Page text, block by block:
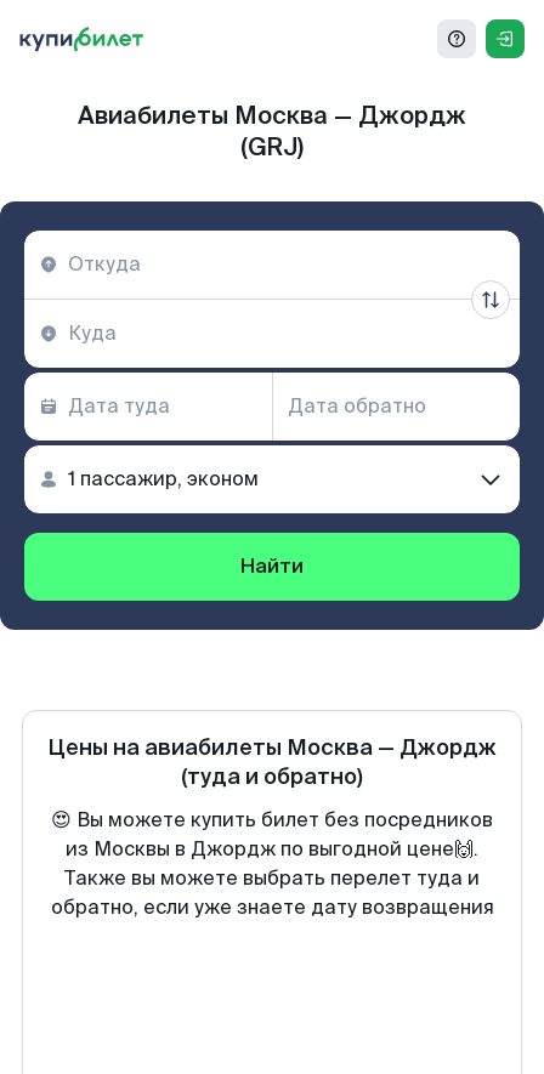
Авиабилеты Москва — Джордж
(GRJ)
Найти
Цены на авиабилеты Москва — Джордж
(туда и обратно)
😍 Вы можете купить билет без посредников
из Москвы в Джордж по выгодной цене🙌.
Также вы можете выбрать перелет туда и
обратно, если уже знаете дату возвращения